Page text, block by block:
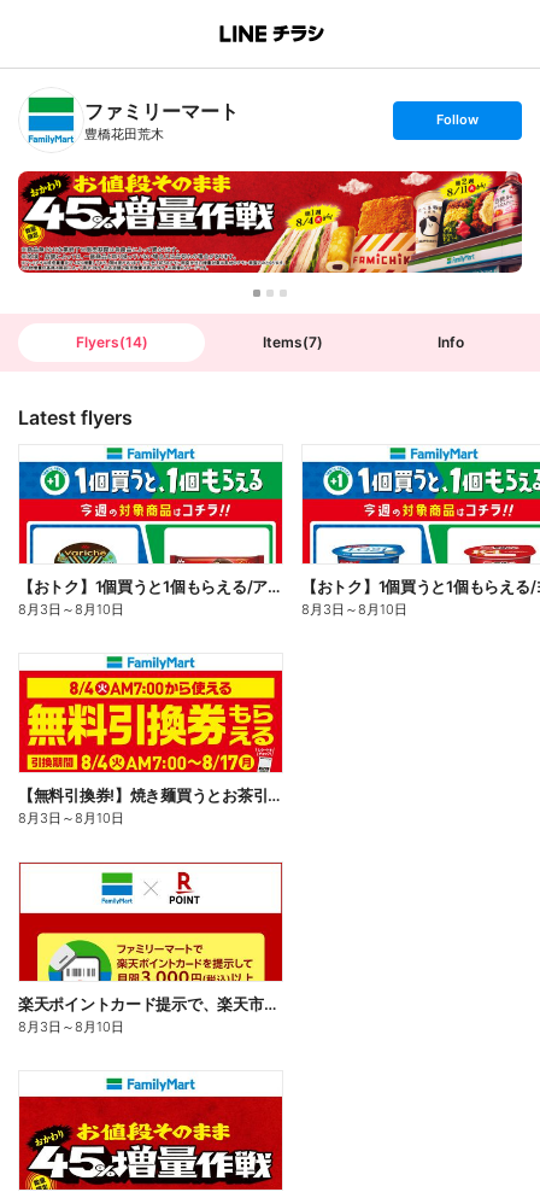
B
n
T
ファミリーマート
豊橋花田荒木
s
t
o
l
l
o
w
Follow
Flyers(14) Items(7) Info
Latest flyers
【おトク】1個買うと1個もらえる/アイス
8月3日 ～8月10日 8月3日 ～8月10日
【無料引換券!】焼き麺買うとお茶引換券貰える!
8月3日 ～8月10日
楽天ポイントカード提示で、楽天市場でのお買い物がおトクに!
8月3日 ～8月10日